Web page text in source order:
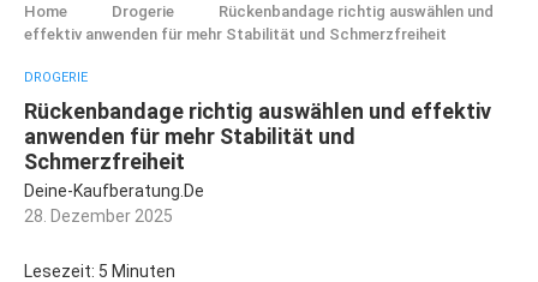
Home Drogerie
Rückenbandage richtig auswählen und
effektiv anwenden für mehr Stabilität und Schmerzfreiheit
DROGERIE
Rückenbandage richtig auswählen und effektiv
anwenden für mehr Stabilität und
Schmerzfreiheit
Deine-Kaufberatung.de
28. Dezember 2025
Lesezeit: 5 Minuten